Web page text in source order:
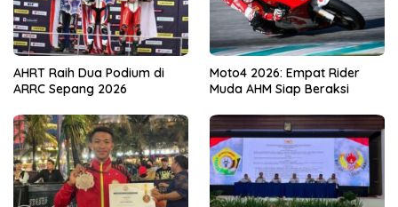
AHRT Raih Dua Podium di
ARRC Sepang 2026
Moto4 2026: Empat Rider
Muda AHM Siap Beraksi